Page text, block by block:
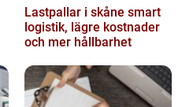
Lastpallar i skåne smart
logistik, lägre kostnader
och mer hållbarhet